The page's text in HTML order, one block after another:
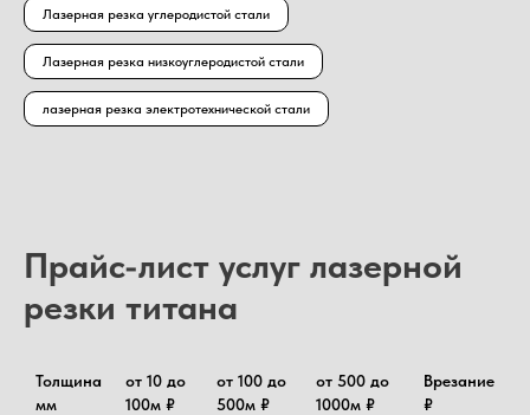
Лазерная резка углеродистой стали
Лазерная резка низкоуглеродистой стали
лазерная резка электротехнической стали
Прайс-лист услуг лазерной
резки титана
Толщина
мм
от 10 до
100м ₽
от 100 до
500м ₽
от 500 до
1000м ₽
Врезание
₽